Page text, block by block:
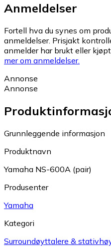
Anmeldelser
Fortell hva du synes om
anmeldelser. Prisjakt
anmelder har brukt eller
mer om anmeldelser.
Annonse
Annonse
Grunnleggende informasjon
Produktnavn
Yamaha NS-600A (pair)
Produsenter
Yamaha
Kategori
Surroundøyttalere &